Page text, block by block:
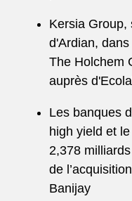
Kersia Group,
d'Ardian,
The Holchem
auprès
Les banques
high yield et
2,378
de
Banijay